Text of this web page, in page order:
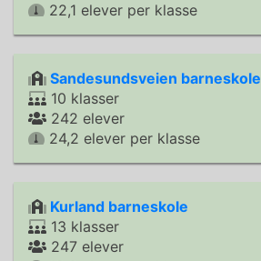
22,1 elever per klasse
Sandesundsveien barneskole
10 klasser
242 elever
24,2 elever per klasse
Kurland barneskole
13 klasser
247 elever